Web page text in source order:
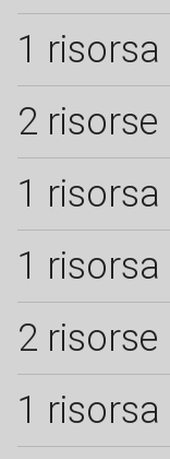
1 risorsa
2 risorse
1 risorsa
1 risorsa
2 risorse
1 risorsa